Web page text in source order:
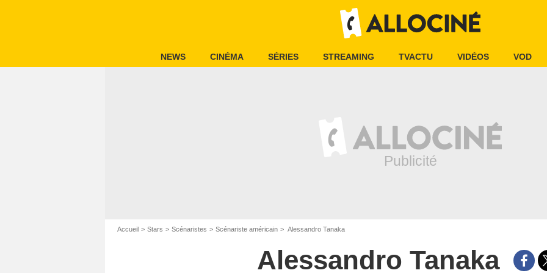
NEWS CINÉMA SÉRIES STREAMING TVACTU VIDÉOS VOD
Accueil Stars Scénaristes Scénariste américain Alessandro Tanaka
Alessandro Tanaka